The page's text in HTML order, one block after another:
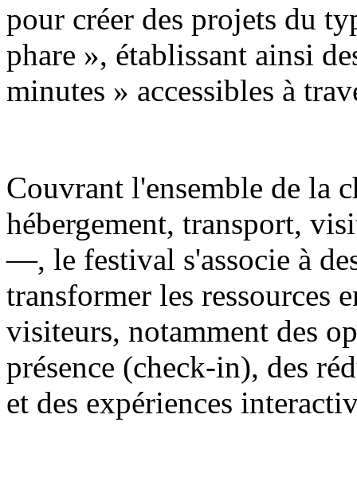
pour créer des projets du
phare », établissant ainsi
minutes » accessibles à
Couvrant l'ensemble de la
hébergement, transport,
—, le festival s'associe à
transformer les ressources
visiteurs, notamment des
présence (check-in), des
et des expériences